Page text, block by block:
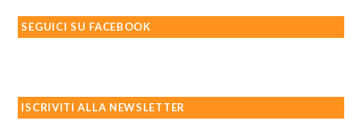
SEGUICI SU FACEBOOK
ISCRIVITI ALLA NEWSLETTER